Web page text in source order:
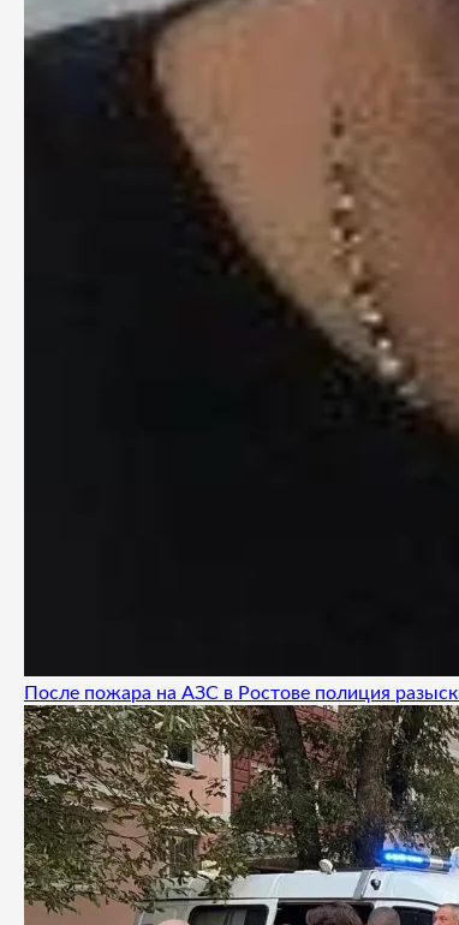
После пожара на АЗС в Ростове полиция